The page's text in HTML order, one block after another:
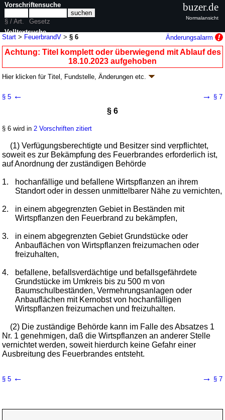
Start > FeuerbrandV >§ 6 Änderungsalarm
Achtung: Titel komplett oder überwiegend mit Ablauf des
18.10.2023 aufgehoben
Hier klicken fürTitel, Fundstelle, Änderungen etc.
(FeuerbrandV
; aufgehoben durch
Geltung ab 01.01.1986; FNA: 7823-3-2-13
3 weitere Fassungen | Drucksachen / Entwurf / Begründung |
wird in 3 Vorschriften zitiert
§ 5 ← → § 7
§ 6
§ 6 wird in 2 Vorschriften zitiert
(1) Verfügungsberechtigte und Besitzer sind verpflichtet,
soweit es zur Bekämpfung des Feuerbrandes erforderlich ist,
auf Anordnung der zuständigen Behörde
1.
hochanfällige und befallene Wirtspflanzen an ihrem
Standort oder in dessen unmittelbarer Nähe zu vernichten,
2.
in einem abgegrenzten Gebiet in Beständen mit
Wirtspflanzen den Feuerbrand zu bekämpfen,
3.
in einem abgegrenzten Gebiet Grundstücke oder
Anbauflächen von Wirtspflanzen freizumachen oder
freizuhalten,
4.
befallene, befallsverdächtige und befallsgefährdete
Grundstücke im Umkreis bis zu 500 m von
Baumschulbeständen, Vermehrungsanlagen oder
Anbauflächen mit Kernobst von hochanfälligen
Wirtspflanzen freizumachen und freizuhalten.
(2) Die zuständige Behörde kann im Falle des Absatzes 1
Nr. 1 genehmigen, daß die Wirtspflanzen an anderer Stelle
vernichtet werden, soweit hierdurch keine Gefahr einer
Ausbreitung des Feuerbrandes entsteht.
§ 5 ← → § 7
Vorschriftensuche
§ / Art.
Gesetz
Volltextsuche
nur in FeuerbrandV
buzer.de
Normalansicht